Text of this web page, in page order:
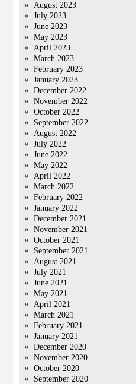
August 2023
July 2023
June 2023
May 2023
April 2023
March 2023
February 2023
January 2023
December 2022
November 2022
October 2022
September 2022
August 2022
July 2022
June 2022
May 2022
April 2022
March 2022
February 2022
January 2022
December 2021
November 2021
October 2021
September 2021
August 2021
July 2021
June 2021
May 2021
April 2021
March 2021
February 2021
January 2021
December 2020
November 2020
October 2020
September 2020